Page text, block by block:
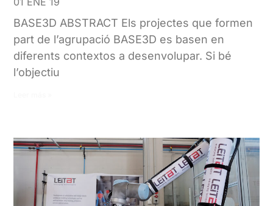
BASE3D ABSTRACT Els projectes que formen
part de l’agrupació BASE3D es basen en
diferents contextos a desenvolupar. Si bé
l’objectiu